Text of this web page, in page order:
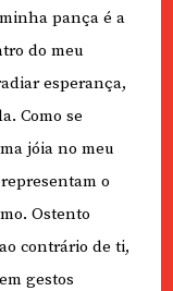
pança é a
do meu
esperança,
Como se
jóia no meu
o
Ostento
contrário de ti,
gestos